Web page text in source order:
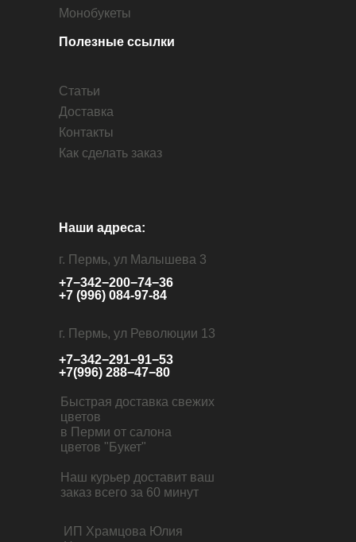
г. Пермь, ул Революции 13
г. Пермь, ул Малышева 3
Монобукеты
+7−342−291−91−53
+7(996) 288−47−80
+7−342−200−74−36
+7 (996) 084-97-84
Наши адреса:
Статьи
Доставка
Контакты
Как сделать заказ
Полезные ссылки
ИП Храмцова Юлия
Быстрая доставка свежих
цветов
в Перми от салона
цветов "Букет"
Наш курьер доставит ваш
заказ всего за 60 минут